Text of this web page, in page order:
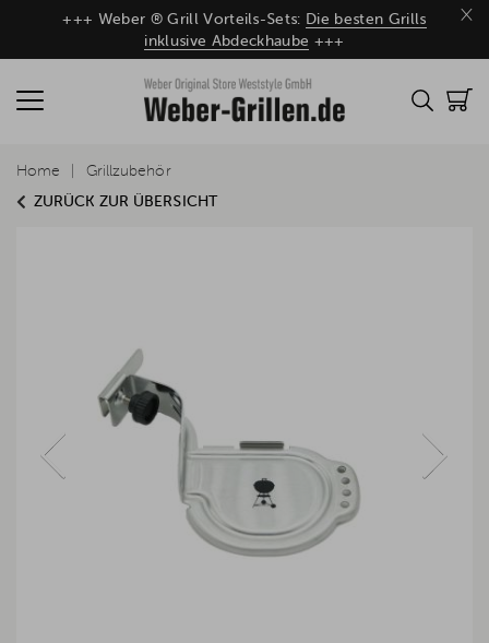
×
+++ Weber ® Grill Vorteils-Sets: Die besten Grills
inklusive Abdeckhaube +++
ZURÜCK ZUR ÜBERSICHT
Home Grillzubehör